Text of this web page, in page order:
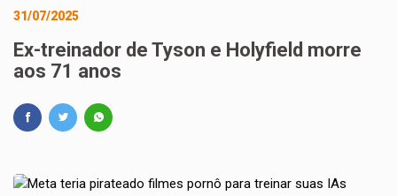
31/07/2025
Ex-treinador de Tyson e Holyfield morre
aos 71 anos